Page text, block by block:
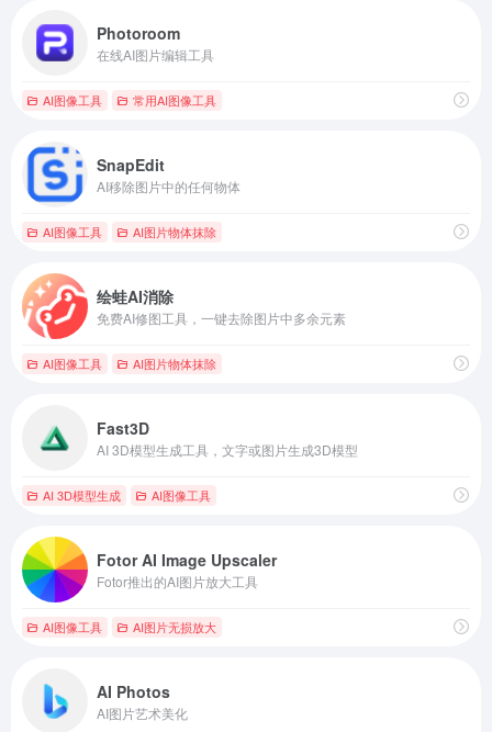
Photoroom
在线AI图片编辑工具
AI图像工具 常用AI图像工具
SnapEdit
AI移除图片中的任何物体
AI图像工具 AI图片物体抹除
绘蛙AI消除
免费AI修图工具，一键去除图片中多余元素
AI图像工具 AI图片物体抹除
Fast3D
AI 3D模型生成工具，文字或图片生成3D模型
AI 3D模型生成 AI图像工具
Fotor AI Image Upscaler
Fotor推出的AI图片放大工具
AI图像工具 AI图片无损放大
AI Photos
AI图片艺术美化